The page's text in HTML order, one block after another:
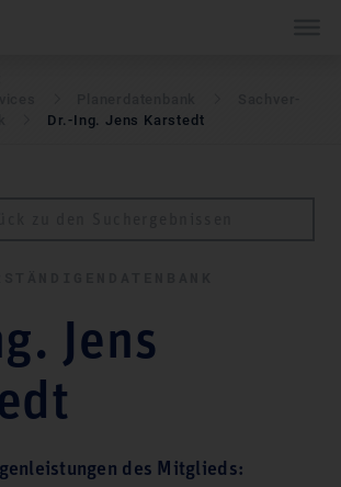
Dr.-Ing. Jens Karstedt
Jens
des Mitglieds: